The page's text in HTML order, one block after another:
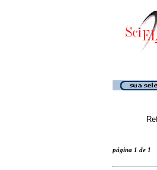
página 1 de 1